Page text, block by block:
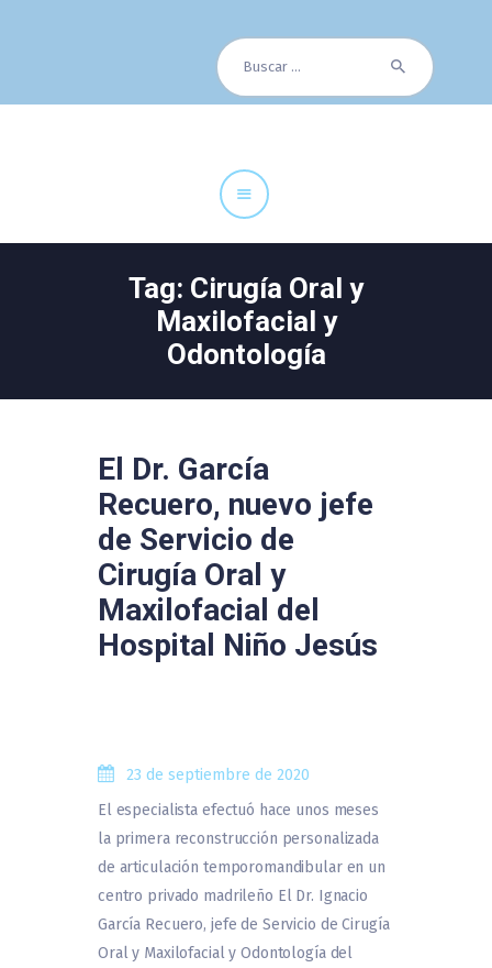
Buscar:
Tag: Cirugía Oral y
Maxilofacial y
Odontología
Cuadro Médico
Especialidades
El Dr. García
Recuero, nuevo jefe
de Servicio de
Cirugía Oral y
Maxilofacial del
Hospital Niño Jesús
23 de septiembre de 2020
El especialista efectuó hace unos meses
la primera reconstrucción personalizada
de articulación temporomandibular en un
centro privado madrileño El Dr. Ignacio
García Recuero, jefe de Servicio de Cirugía
Oral y Maxilofacial y Odontología del